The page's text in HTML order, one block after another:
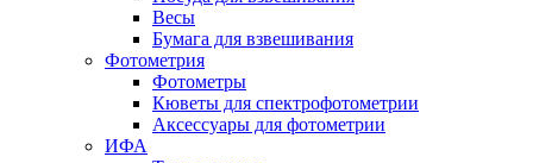
Весы
Бумага для взвешивания
Фотометрия
Фотометры
Кюветы для спектрофотометрии
Аксессуары для фотометрии
ИФА